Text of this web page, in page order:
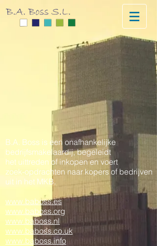
B.A. Boss is een onafhankelijke
bedrijfsmakelaardij, begeleidt
het uittreden of inkopen en voert
zoek-opdrachten naar kopers of bedrijven
uit in het MKB.
www.baboss.es
www.baboss.org
www.baboss.nl
www.baboss.co.uk
www.baboss.info